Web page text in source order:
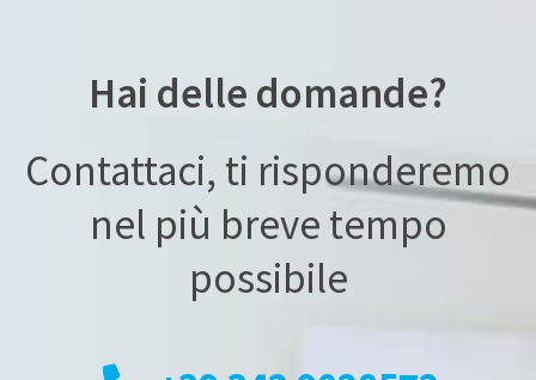
Hai delle domande?
Contattaci, ti risponderemo
nel più breve tempo
possibile